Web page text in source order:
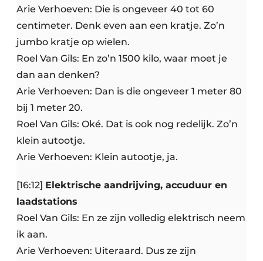
Arie Verhoeven: Die is ongeveer 40 tot 60
centimeter. Denk even aan een kratje. Zo’n
jumbo kratje op wielen.
Roel Van Gils: En zo’n 1500 kilo, waar moet je
dan aan denken?
Arie Verhoeven: Dan is die ongeveer 1 meter 80
bij 1 meter 20.
Roel Van Gils: Oké. Dat is ook nog redelijk. Zo’n
klein autootje.
Arie Verhoeven: Klein autootje, ja.
[16:12] Elektrische aandrijving, accuduur en
laadstations
Roel Van Gils: En ze zijn volledig elektrisch neem
ik aan.
Arie Verhoeven: Uiteraard. Dus ze zijn